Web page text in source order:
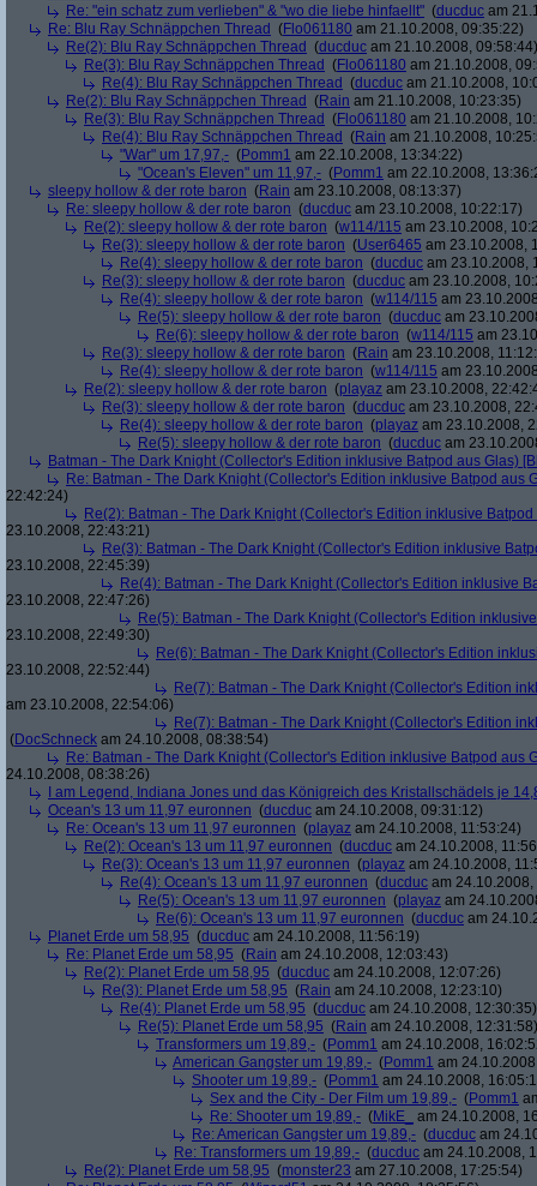
Re: "ein schatz zum verlieben" & "wo die liebe hinfaellt" (ducduc am
Re: Blu Ray Schnäppchen Thread (Flo061180 am 21.10.2008, 09:35:22)
Re(2): Blu Ray Schnäppchen Thread (ducduc am 21.10.2008, 09:58:44)
Re(3): Blu Ray Schnäppchen Thread (Flo061180 am 21.10.2008,
Re(4): Blu Ray Schnäppchen Thread (ducduc am 21.10.2008,
Re(2): Blu Ray Schnäppchen Thread (Rain am 21.10.2008, 10:23:35)
Re(3): Blu Ray Schnäppchen Thread (Flo061180 am 21.10.2008,
Re(4): Blu Ray Schnäppchen Thread (Rain am 21.10.2008,
"War" um 17,97,- (Pomm1 am 22.10.2008, 13:34:22)
"Ocean's Eleven" um 11,97,- (Pomm1 am 22.10.2008,
sleepy hollow & der rote baron (Rain am 23.10.2008, 08:13:37)
Re: sleepy hollow & der rote baron (ducduc am 23.10.2008, 10:22:17)
Re(2): sleepy hollow & der rote baron (w114/115 am 23.10.2008,
Re(3): sleepy hollow & der rote baron (User6465 am 23.10.2008,
Re(4): sleepy hollow & der rote baron (ducduc am 23.10.2008,
Re(3): sleepy hollow & der rote baron (ducduc am 23.10.2008,
Re(4): sleepy hollow & der rote baron (w114/115 am
Re(5): sleepy hollow & der rote baron (ducduc am
Re(6): sleepy hollow & der rote baron (w114/115 am
Re(3): sleepy hollow & der rote baron (Rain am 23.10.2008,
Re(4): sleepy hollow & der rote baron (w114/115 am
Re(2): sleepy hollow & der rote baron (playaz am 23.10.2008,
Re(3): sleepy hollow & der rote baron (ducduc am 23.10.2008,
Re(4): sleepy hollow & der rote baron (playaz am 23.10.2008,
Re(5): sleepy hollow & der rote baron (ducduc am
Batman - The Dark Knight (Collector's Edition inklusive Batpod aus Glas)
Re: Batman - The Dark Knight (Collector's Edition inklusive Batpod aus
22:42:24)
Re(2): Batman - The Dark Knight (Collector's Edition inklusive
23.10.2008, 22:43:21)
Re(3): Batman - The Dark Knight (Collector's Edition inklusive
23.10.2008, 22:45:39)
Re(4): Batman - The Dark Knight (Collector's Edition inklusive
23.10.2008, 22:47:26)
Re(5): Batman - The Dark Knight (Collector's Edition
23.10.2008, 22:49:30)
Re(6): Batman - The Dark Knight (Collector's Edition
23.10.2008, 22:52:44)
Re(7): Batman - The Dark Knight (Collector's Edition
am 23.10.2008, 22:54:06)
Re(7): Batman - The Dark Knight (Collector's Edition
(DocSchneck am 24.10.2008, 08:38:54)
Re: Batman - The Dark Knight (Collector's Edition inklusive Batpod aus
24.10.2008, 08:38:26)
I am Legend, Indiana Jones und das Königreich des Kristallschädels je
Ocean's 13 um 11,97 euronnen (ducduc am 24.10.2008, 09:31:12)
Re: Ocean's 13 um 11,97 euronnen (playaz am 24.10.2008, 11:53:24)
Re(2): Ocean's 13 um 11,97 euronnen (ducduc am 24.10.2008,
Re(3): Ocean's 13 um 11,97 euronnen (playaz am 24.10.2008,
Re(4): Ocean's 13 um 11,97 euronnen (ducduc am
Re(5): Ocean's 13 um 11,97 euronnen (playaz am
Re(6): Ocean's 13 um 11,97 euronnen (ducduc am
Planet Erde um 58,95 (ducduc am 24.10.2008, 11:56:19)
Re: Planet Erde um 58,95 (Rain am 24.10.2008, 12:03:43)
Re(2): Planet Erde um 58,95 (ducduc am 24.10.2008, 12:07:26)
Re(3): Planet Erde um 58,95 (Rain am 24.10.2008, 12:23:10)
Re(4): Planet Erde um 58,95 (ducduc am 24.10.2008, 12:30:35)
Re(5): Planet Erde um 58,95 (Rain am 24.10.2008, 12:31:58)
Transformers um 19,89,- (Pomm1 am 24.10.2008,
American Gangster um 19,89,- (Pomm1 am
Shooter um 19,89,- (Pomm1 am 24.10.2008,
Sex and the City - Der Film um 19,89,- (Pomm1
Re: Shooter um 19,89,- (MikE_
am 24.10.2008,
Re: American Gangster um 19,89,- (ducduc am
Re: Transformers um 19,89,- (ducduc am 24.10.2008,
Re(2): Planet Erde um 58,95 (monster23 am 27.10.2008, 17:25:54)